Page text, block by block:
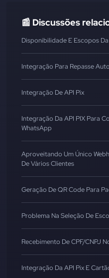
📰 Discussões
Disponibilidade E Escopos
Integração Para Repasse
Integração De API Pix
Integração Da API PIX Para
WhatsApp
Aproveitando Um Único
De Vários Clientes
Geração De QR Code Para
Problema Na Seleção De
Recebimento De CPF/CNPJ
Integração Da API Pix E